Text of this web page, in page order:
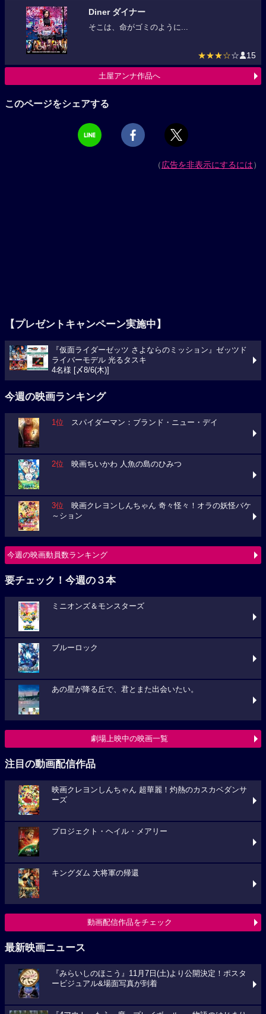
Diner ダイナー
そこは、命がゴミのように...
★★★☆☆ 15
土屋アンナ作品へ
このページをシェアする
（広告を非表示にするには）
【プレゼントキャンペーン実施中】
『仮面ライダーゼッツ さよならのミッション』ゼッツド
ライバーモデル 光るタスキ
4名様 [〆8/6(木)]
今週の映画ランキング
1位 スパイダーマン：ブランド・ニュー・デイ
2位 映画ちいかわ 人魚の島のひみつ
3位 映画クレヨンしんちゃん 奇々怪々！オラの妖怪バケ
～ション
今週の映画動員数ランキング
要チェック！今週の３本
ミニオンズ＆モンスターズ
ブルーロック
あの星が降る丘で、君とまた出会いたい。
劇場上映中の映画一覧
注目の動画配信作品
映画クレヨンしんちゃん 超華麗！灼熱のカスカベダンサ
ーズ
プロジェクト・ヘイル・メアリー
キングダム 大将軍の帰還
動画配信作品をチェック
最新映画ニュース
『みらいしのほこう』11月7日(土)より公開決定！ポスタ
ービジュアル&場面写真が到着